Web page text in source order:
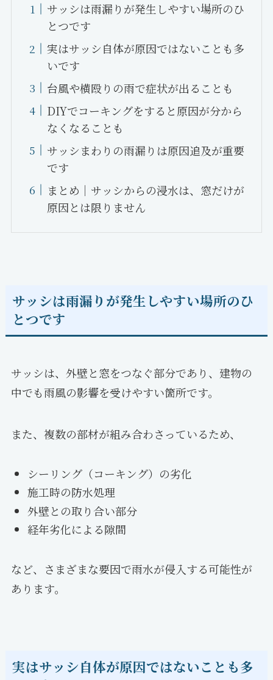
サッシは雨漏りが発生しやすい場所のひ
とつです
実はサッシ自体が原因ではないことも多
いです
台風や横殴りの雨で症状が出ることも
DIYでコーキングをすると原因が分から
なくなることも
サッシまわりの雨漏りは原因追及が重要
です
まとめ｜サッシからの浸水は、窓だけが
原因とは限りません
サッシは雨漏りが発生しやすい場所のひ
とつです
サッシは、外壁と窓をつなぐ部分であり、建物の
中でも雨風の影響を受けやすい箇所です。
また、複数の部材が組み合わさっているため、
シーリング（コーキング）の劣化
施工時の防水処理
外壁との取り合い部分
経年劣化による隙間
など、さまざまな要因で雨水が侵入する可能性が
あります。
実はサッシ自体が原因ではないことも多